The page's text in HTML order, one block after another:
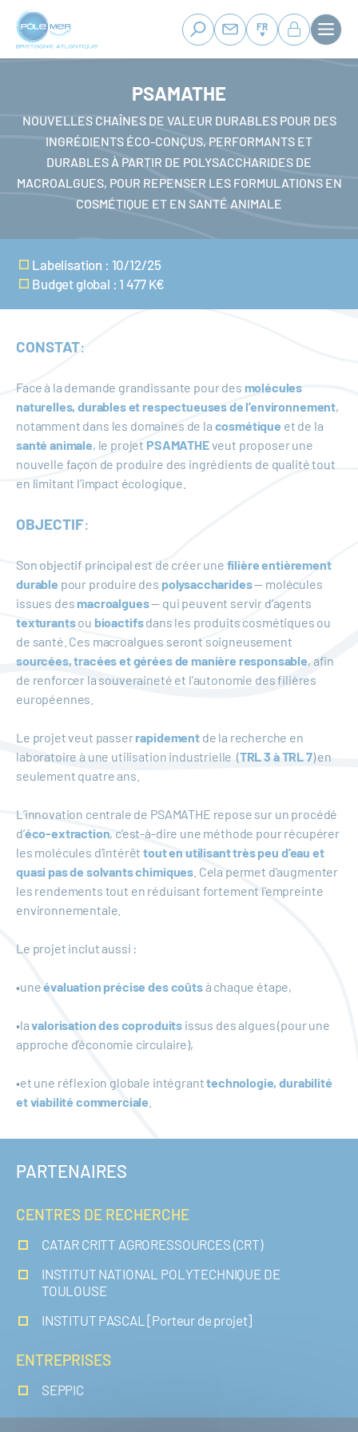
Panneau de gestion des cookies
Aller
contenu
FR
PSAMATHE
NOUVELLES CHAÎNES DE VALEUR DURABLES POUR DES
INGRÉDIENTS ÉCO-CONÇUS, PERFORMANTS ET
DURABLES À PARTIR DE POLYSACCHARIDES DE
MACROALGUES, POUR REPENSER LES FORMULATIONS EN
COSMÉTIQUE ET EN SANTÉ ANIMALE
Labelisation : 10/12/25
Budget global : 1 477 K€
CONSTAT:
Face à la demande grandissante pour des molécules
naturelles, durables et respectueuses de l’environnement,
notamment dans les domaines de la cosmétique et de la
santé animale, le projet PSAMATHEveut proposer une
nouvelle façon de produire des ingrédients de qualité tout
en limitant l’impact écologique.
OBJECTIF:
Son objectif principal est de créer une filière entièrement
durable pour produire des polysaccharides— molécules
issues des macroalgues— qui peuvent servir d’agents
texturantsou bioactifsdans les produits cosmétiques ou
de santé. Ces macroalgues seront soigneusement
sourcées, tracées et gérées de manière responsable, afin
de renforcer la souveraineté et l’autonomie des filières
européennes.
Le projet veut passerrapidementde la recherche en
laboratoire à une utilisation industrielle (TRL 3 à TRL 7) en
seulement quatre ans.
L’innovation centrale de PSAMATHE repose sur un procédé
d’éco-extraction, c’est-à-dire une méthode pour récupérer
les molécules d’intérêttout en utilisant très peu d’eau et
quasi pas de solvants chimiques . Cela permet d’augmenter
les rendements tout en réduisant fortement l'empreinte
environnementale.
Le projet inclut aussi :
•uneévaluation précise des coûtsà chaque étape,
•lavalorisation des coproduits issus des algues (pour une
approche d’économie circulaire),
•et une réflexion globale intégranttechnologie, durabilité
et viabilité commerciale
PARTENAIRES
CENTRES DE RECHERCHE
CATAR CRITT AGRORESSOURCES (CRT)
INSTITUT NATIONAL POLYTECHNIQUE DE
TOULOUSE
INSTITUT PASCAL [Porteur de projet]
ENTREPRISES
SEPPIC